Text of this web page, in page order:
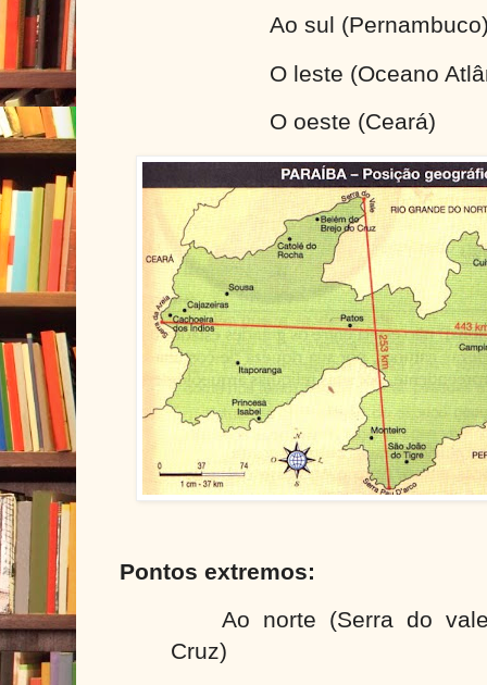
Ao sul
O leste (Oceano
O oeste (Ceará)
Pontos extremos:
Ao norte (Serra do
Cruz)